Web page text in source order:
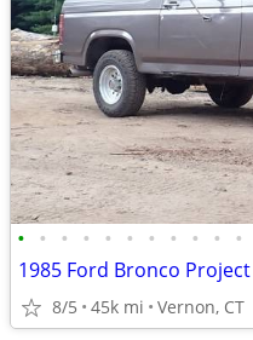
• • • • • • • • • • •
1985 Ford Bronco Project
8/5 45k mi Vernon, CT